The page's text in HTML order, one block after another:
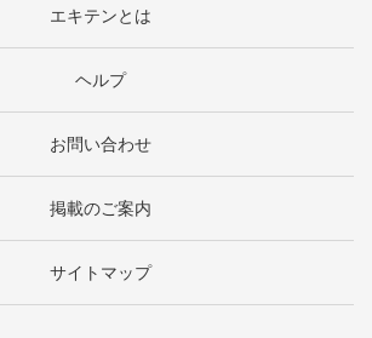
エキテンとは
ヘルプ
お問い合わせ
掲載のご案内
サイトマップ